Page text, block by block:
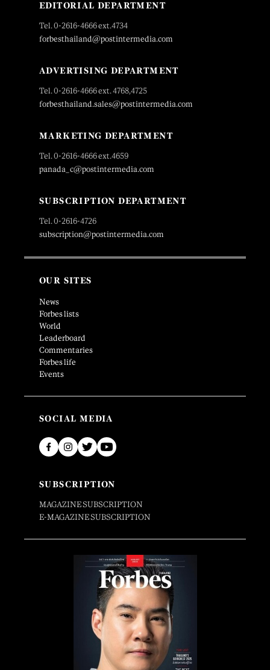
EDITORIAL DEPARTMENT
Tel. 0-2616-4666 ext.4734
forbesthailand@postintermedia.com
ADVERTISING DEPARTMENT
Tel. 0-2616-4666 ext. 4768,4725
forbesthailand.sales@postintermedia.com
MARKETING DEPARTMENT
Tel. 0-2616-4666 ext.4659
panada_c@postintermedia.com
SUBSCRIPTION DEPARTMENT
Tel. 0-2616-4726
subscription@postintermedia.com
OUR SITES
News
Forbes lists
World
Leaderboard
Commentaries
Forbes life
Events
SOCIAL MEDIA
SUBSCRIPTION
MAGAZINE SUBSCRIPTION
E-MAGAZINE SUBSCRIPTION